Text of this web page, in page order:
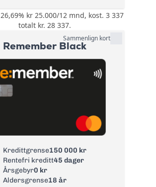
Opptil 30% rabatt
hos over 200
steder, innen
kategorier som:
Nettbutikker,
Kultur, Butikker,
avbestillingsforsikring
tyveriforsikring
0 kr
22,65%
kr 25.000/12 mnd, kost. 3 337
totalt kr. 28 337.
Sammenlign kort
Remember Black
Kredittgrense150 000 kr
Rentefri kreditt45 dager
Årsgebyr0 kr
Aldersgrense18 år